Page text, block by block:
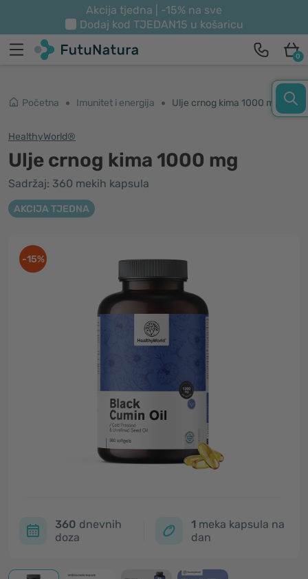
Akcija tjedna | -15% na sve
Dodaj kod TJEDAN15 u košaricu
0
Početna Imunitet i energija Ulje crnog kima 1000 mg
HealthyWorld®
Ulje crnog kima 1000 mg
Sadržaj: 360 mekih kapsula
AKCIJA TJEDNA
-15%
360 dnevnih
doza
1 meka kapsula na
dan